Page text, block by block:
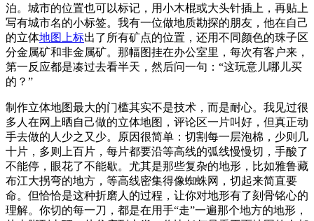
泊。城市的位置也可以标记，用小木棍或大头针插上，再贴上
写有城市名的小标签。我有一位做地质勘探的朋友，他在自己
的立体地图上标出了所有矿点的位置，还用不同颜色的珠子区
分金属矿和非金属矿。那幅图挂在办公室里，每次有客户来，
第一反应都是凑过去看半天，然后问一句：“这玩意儿哪儿买
的？”
制作立体地图最大的门槛其实不是技术，而是耐心。我见过很
多人在网上晒自己做的立体地图，评论区一片叫好，但真正动
手去做的人少之又少。原因很简单：切割每一层泡棉，少则几
十片，多则上百片，每片都要沿等高线的弧线慢慢切，手酸了
不能停，眼花了不能歇。尤其是那些复杂的地形，比如雅鲁藏
布江大拐弯的地方，等高线密集得像蜘蛛网，切起来简直要
命。但恰恰是这种折磨人的过程，让你对地形有了刻骨铭心的
理解。你切的每一刀，都是在用手“走”一遍那个地方的地形，